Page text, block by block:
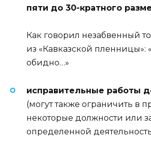
пяти до 30-кратного
Как говорил незабвенный
из «Кавказской пленницы»:
обидно…»
исправительные работы
(могут также ограничить в
некоторые должности или
определенной